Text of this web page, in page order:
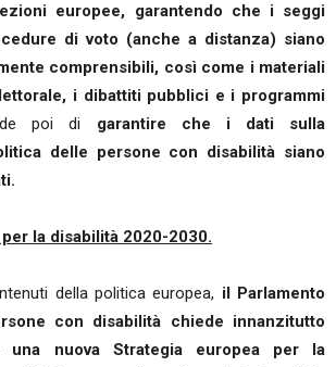
europee, garantendo che i seggi
di voto (anche a distanza) siano
comprensibili, così come i materiali
i dibattiti pubblici e i programmi
poi di garantire che i dati sulla
delle persone con disabilità siano
la disabilità 2020-2030.
della politica europea, il Parlamento
con disabilità chiede innanzitutto
una nuova Strategia europea per la